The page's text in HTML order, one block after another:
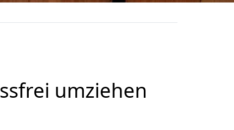
umziehen